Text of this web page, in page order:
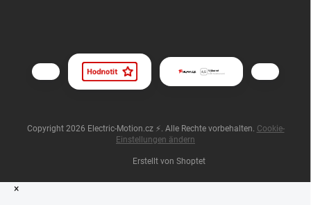
Erstellt von Shoptet
Copyright 2026 Electric-Motion.cz ⚡. Alle Rechte vorbehalten. Cookie-
Einstellungen ändern
×